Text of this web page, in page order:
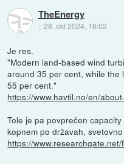
TheEnergy
::28. okt 2024, 16:02
Je res.
"Modern land-based wind
around 35 per cent, while the
55 per cent."
https://www.havtil.no/en/
Tole je pa povprečen
kopnem po državah,
https://